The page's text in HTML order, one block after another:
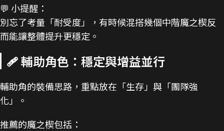
💬 小提醒：
別忘了考量「耐受度」，有時候混搭幾個中階魔之楔反
而能讓整體提升更穩定。
🩹 輔助角色：穩定與增益並行
輔助角的裝備思路，重點放在「生存」與「團隊強
化」。
推薦的魔之楔包括：